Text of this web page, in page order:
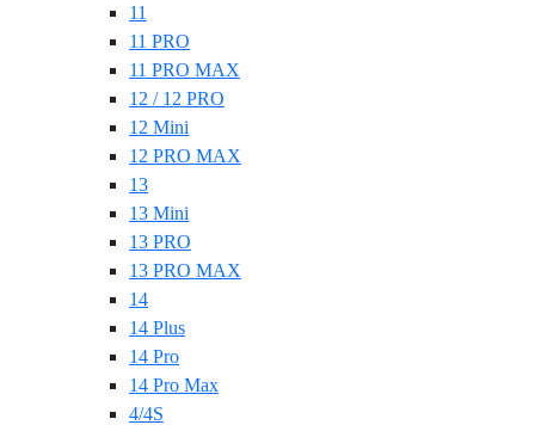
11
11 PRO
11 PRO MAX
12 / 12 PRO
12 Mini
12 PRO MAX
13
13 Mini
13 PRO
13 PRO MAX
14
14 Plus
14 Pro
14 Pro Max
4/4S